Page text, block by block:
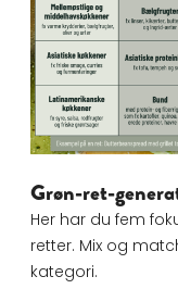
Grøn-ret-
Her har du fem
retter. Mix og
kategori.